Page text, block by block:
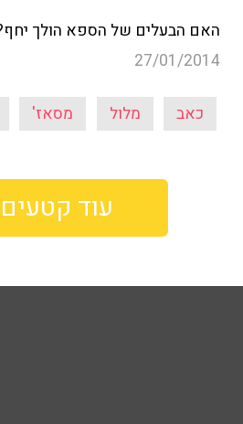
האם הבעלים של הספא הולך
27/01/2014
כאב מלול מסאז'
עוד קטעים